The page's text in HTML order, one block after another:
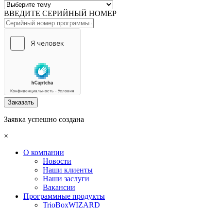
ВВЕДИТЕ СЕРИЙНЫЙ НОМЕР
Заказать
Заявка успешно создана
×
О компании
Новости
Наши клиенты
Наши заслуги
Вакансии
Программные продукты
TrioBoxWIZARD